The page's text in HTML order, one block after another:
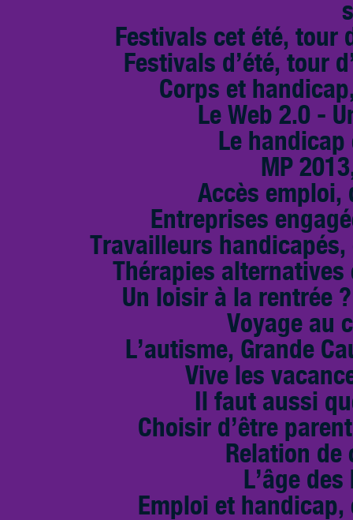
Festivals cet été, tour
Festivals d’été, tour
Corps et
Le Web 2.0 -
Le
MP
Accès
Entreprises
Travailleurs
Thérapies
Un loisir à la rentrée
Voyage au
L’autisme, Grande
Vive les
Il faut aussi
Choisir d’être
Relation de
L’âge
Emploi et